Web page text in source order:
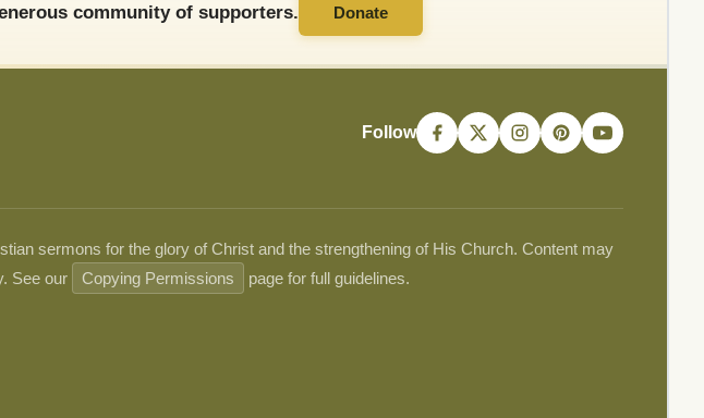
community of supporters. Donate
Follow
sermons for the glory of Christ and the strengthening of His Church. Content may
See our
Copying Permissions page for full guidelines.